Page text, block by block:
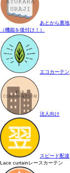
あとから裏地
（機能を後付け！）
エコカーテン
法人向け
スピード配達
Lace curtainレースカーテン